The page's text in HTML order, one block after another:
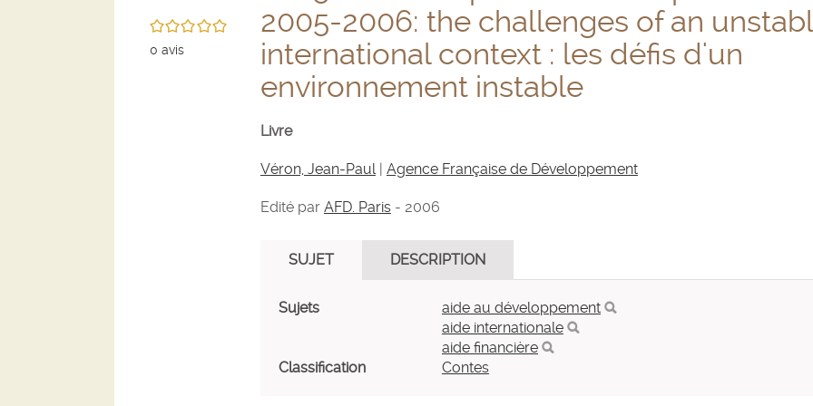
/5
0 avis
2005-2006: the challenges of an
international context : les défis d'un
environnement instable
Livre
Véron, Jean-Paul| Agence Française de Développement
Edité par AFD. Paris- 2006
SUJET DESCRIPTION
Sujets
aide au développement
aide internationale
aide financière
Classification
Contes